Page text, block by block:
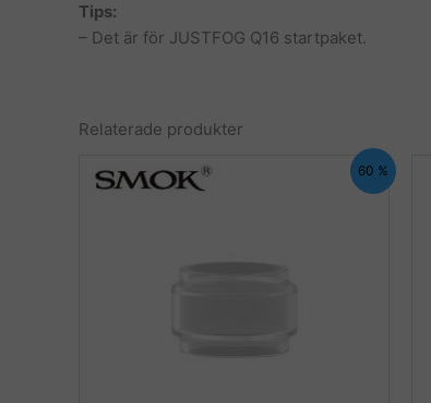
Tips:
– Det är för JUSTFOG Q16 startpaket.
Relaterade produkter
60 %